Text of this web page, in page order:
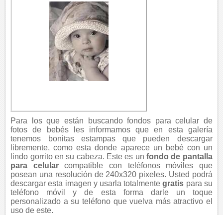
Para los que están buscando fondos para celular de
fotos de bebés les informamos que en esta galería
tenemos bonitas estampas que pueden descargar
libremente, como esta donde aparece un bebé con un
lindo gorrito en su cabeza. Este es unfondo de pantalla
para celularcompatible con teléfonos móviles que
posean una resolución de 240x320 pixeles. Usted podrá
descargar esta imagen y usarla totalmentegratis para su
teléfono móvil y de esta forma darle un toque
personalizado a su teléfono que vuelva más atractivo el
uso de este.